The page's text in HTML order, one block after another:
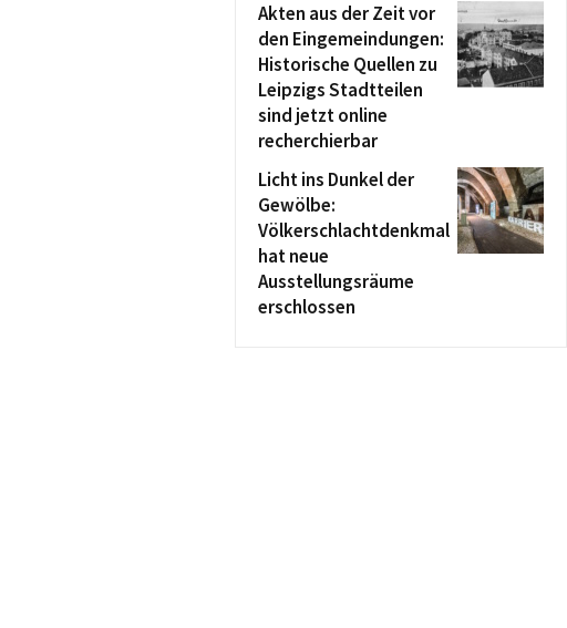
Akten aus der Zeit vor
den Eingemeindungen:
Historische Quellen zu
Leipzigs Stadtteilen
sind jetzt online
recherchierbar
Licht ins Dunkel der
Gewölbe:
Völkerschlachtdenkmal
hat neue
Ausstellungsräume
erschlossen